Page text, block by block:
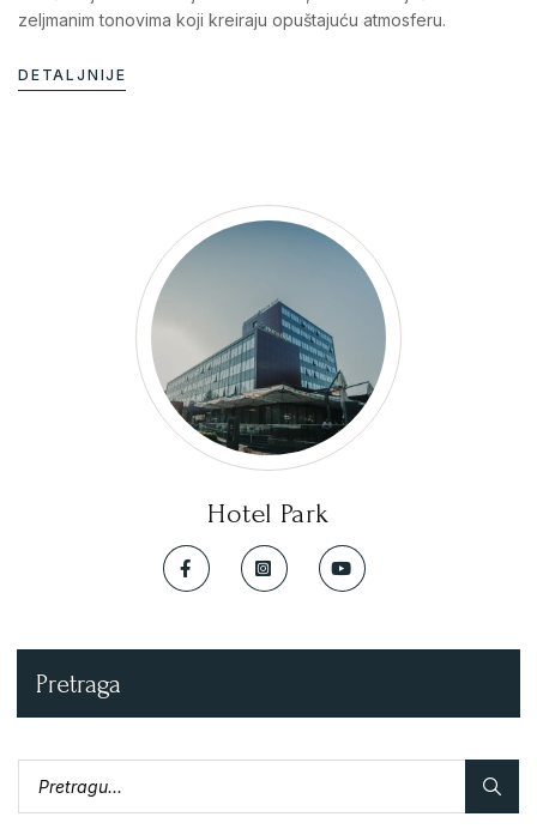
zeljmanim tonovima koji kreiraju opuštajuću atmosferu.
DETALJNIJE
Hotel Park
Pretraga